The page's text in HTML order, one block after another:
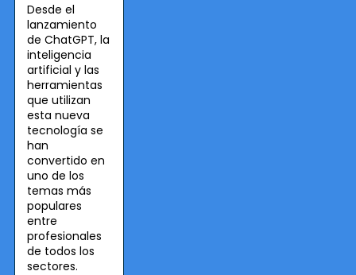
Desde el
lanzamiento
de ChatGPT, la
inteligencia
artificial y las
herramientas
que utilizan
esta nueva
tecnología se
han
convertido en
uno de los
temas más
populares
entre
profesionales
de todos los
sectores.